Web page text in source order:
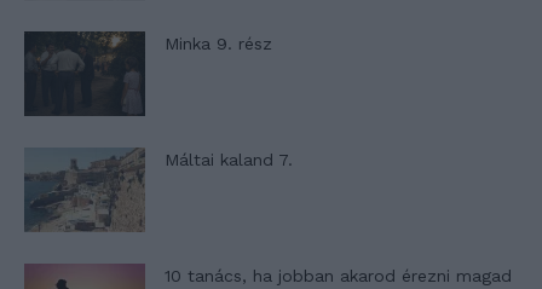
Minka 9. rész
Máltai kaland 7.
10 tanács, ha jobban akarod érezni magad